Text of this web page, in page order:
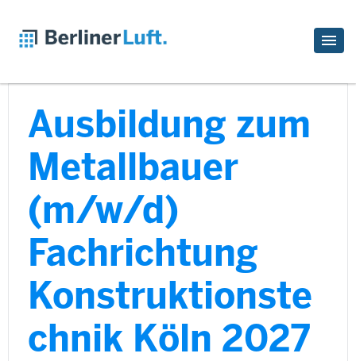
Ausbildung zum
Metallbauer
(m/w/d)
Fachrichtung
Konstruktionste
chnik Köln 2027